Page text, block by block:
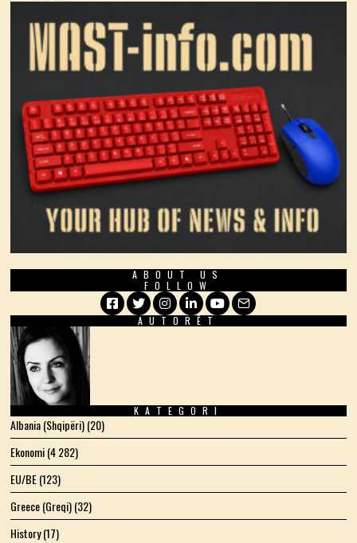
ABOUT US
FOLLOW
Facebook
TwitterInstagram
LinkedIn
YouTube
Email
AUTORËT
KATEGORI
Albania (Shqipëri)(20)
Ekonomi(4 282)
EU/BE(123)
Greece (Greqi)(32)
History(17)